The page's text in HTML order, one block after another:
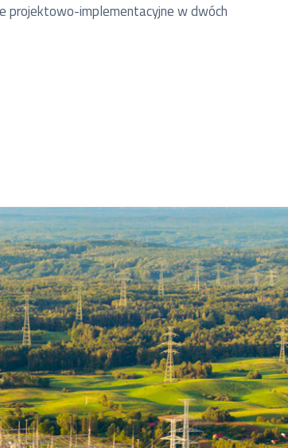
projektowo-implementacyjne w dwóch
planowania koordynacyjnego, prowadzenia
zasad zarządzania pracą KSE (PPKSE)
uwzględniających rozwiązania
WDB przez Prezesa Urzędu Regulacji
testów certyfikacyjnych dla dostawców
oraz spełnienia warunków wynikających
i aplikacji biznesowych;